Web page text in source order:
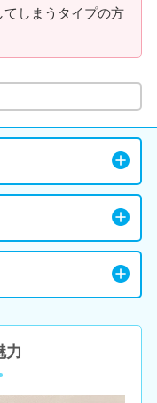
しまうタイプの方
力